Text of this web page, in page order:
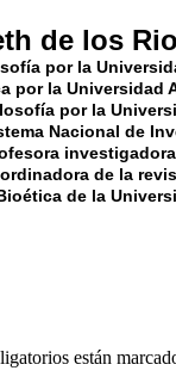
de los
por la
por la Universidad
por la
Nacional de
de la
de la
están